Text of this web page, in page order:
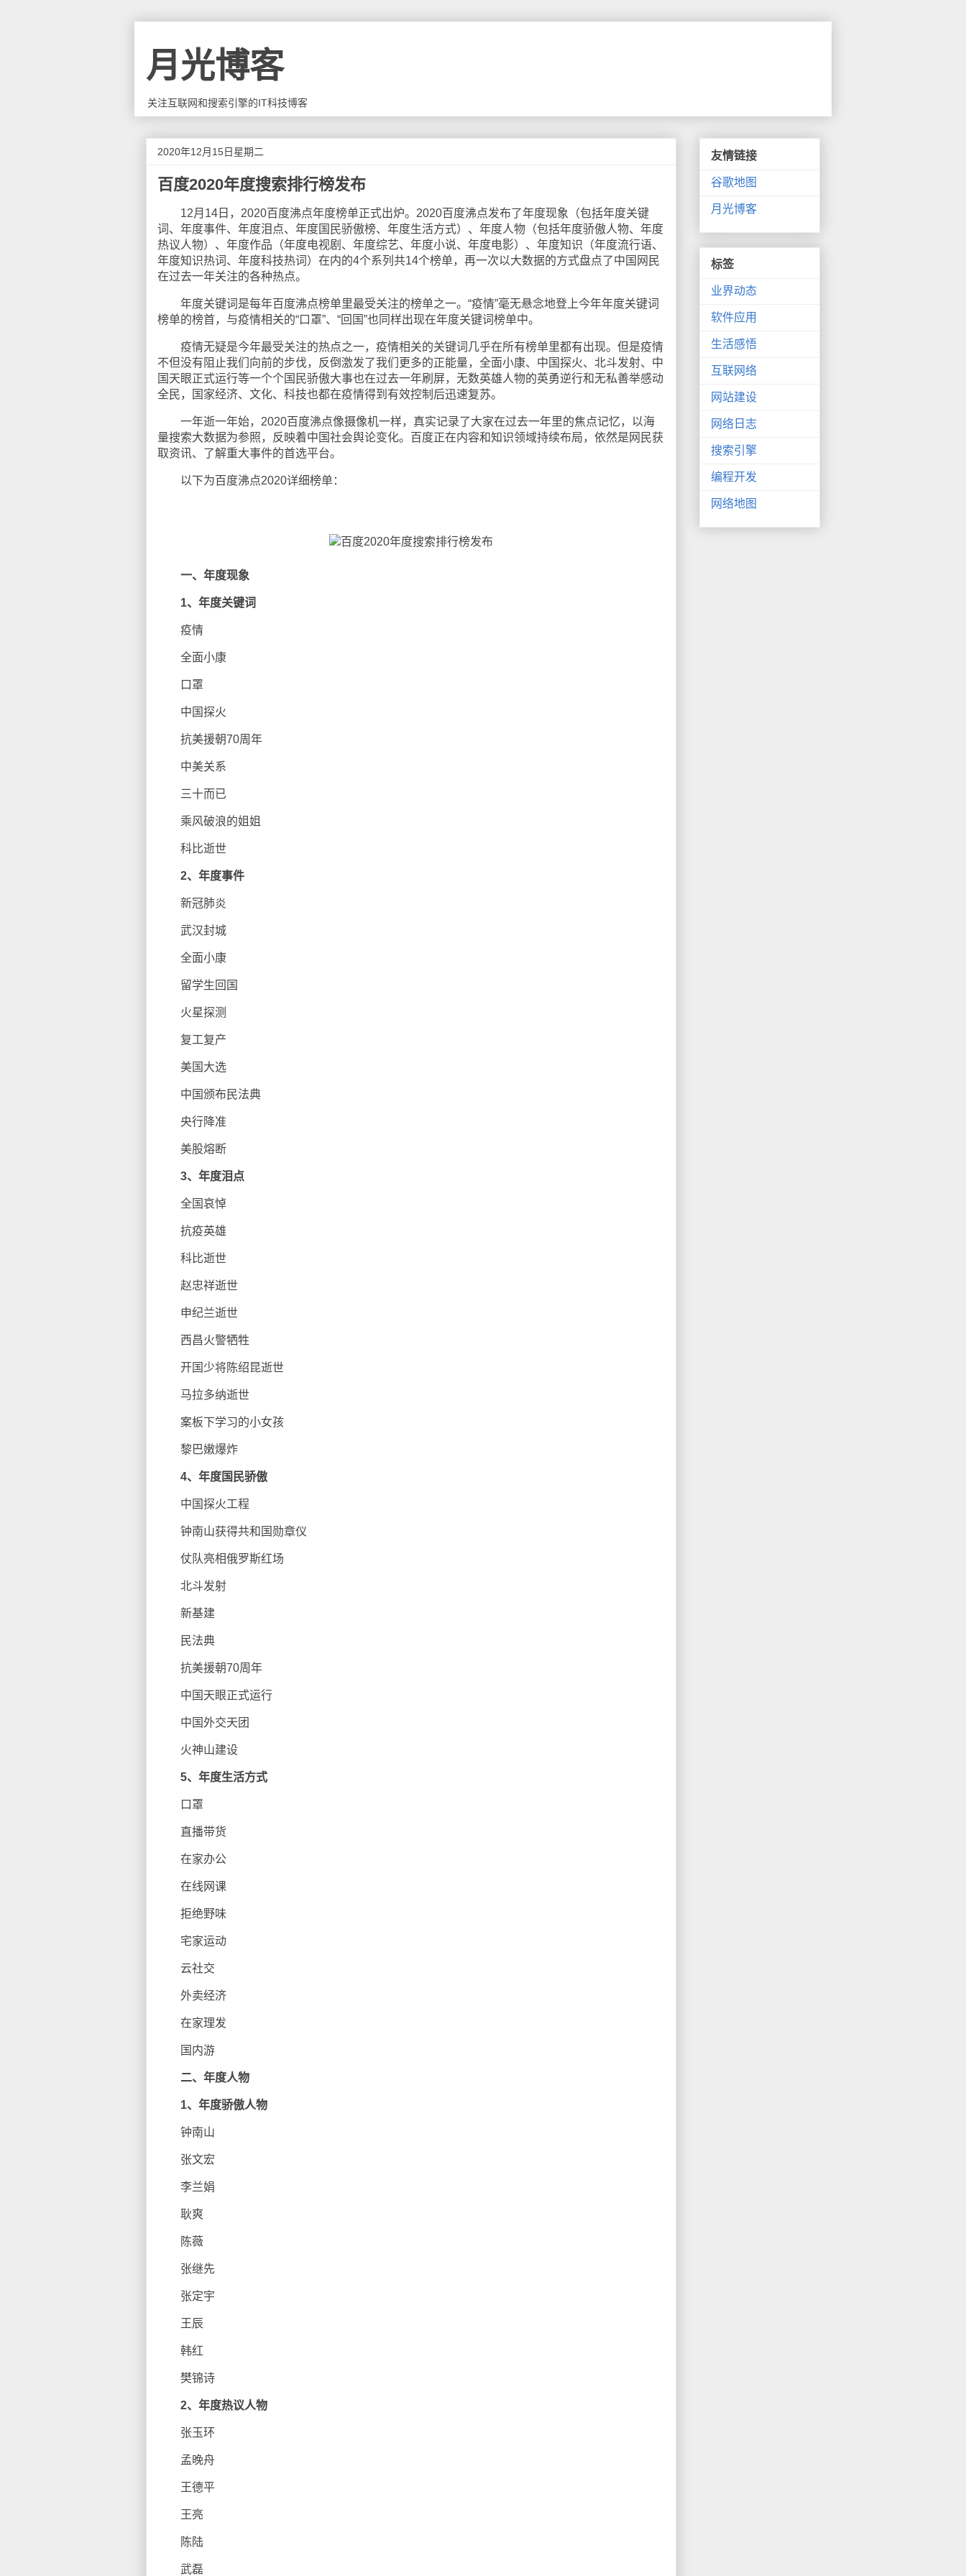
月光博客
关注互联网和搜索引擎的IT科技博客
2020年12月15日星期二
百度2020年度搜索排行榜发布
12月14日，2020百度沸点年度榜单正式出炉。2020百度沸点发布了年度现象（包括年度关键
词、年度事件、年度泪点、年度国民骄傲榜、年度生活方式）、年度人物（包括年度骄傲人物、年度
热议人物）、年度作品（年度电视剧、年度综艺、年度小说、年度电影）、年度知识（年度流行语、
年度知识热词、年度科技热词）在内的4个系列共14个榜单，再一次以大数据的方式盘点了中国网民
在过去一年关注的各种热点。
年度关键词是每年百度沸点榜单里最受关注的榜单之一。“疫情”毫无悬念地登上今年年度关键词
榜单的榜首，与疫情相关的“口罩”、“回国”也同样出现在年度关键词榜单中。
疫情无疑是今年最受关注的热点之一，疫情相关的关键词几乎在所有榜单里都有出现。但是疫情
不但没有阻止我们向前的步伐，反倒激发了我们更多的正能量，全面小康、中国探火、北斗发射、中
国天眼正式运行等一个个国民骄傲大事也在过去一年刷屏，无数英雄人物的英勇逆行和无私善举感动
全民，国家经济、文化、科技也都在疫情得到有效控制后迅速复苏。
一年逝一年始，2020百度沸点像摄像机一样，真实记录了大家在过去一年里的焦点记忆，以海
量搜索大数据为参照，反映着中国社会舆论变化。百度正在内容和知识领域持续布局，依然是网民获
取资讯、了解重大事件的首选平台。
以下为百度沸点2020详细榜单：
一、年度现象
1、年度关键词
疫情
全面小康
口罩
中国探火
抗美援朝70周年
中美关系
三十而已
乘风破浪的姐姐
科比逝世
2、年度事件
新冠肺炎
武汉封城
全面小康
留学生回国
火星探测
复工复产
美国大选
中国颁布民法典
央行降准
美股熔断
3、年度泪点
全国哀悼
抗疫英雄
科比逝世
赵忠祥逝世
申纪兰逝世
西昌火警牺牲
开国少将陈绍昆逝世
马拉多纳逝世
案板下学习的小女孩
黎巴嫩爆炸
4、年度国民骄傲
中国探火工程
钟南山获得共和国勋章仪
仗队亮相俄罗斯红场
北斗发射
新基建
民法典
抗美援朝70周年
中国天眼正式运行
中国外交天团
火神山建设
5、年度生活方式
口罩
直播带货
在家办公
在线网课
拒绝野味
宅家运动
云社交
外卖经济
在家理发
国内游
二、年度人物
1、年度骄傲人物
钟南山
张文宏
李兰娟
耿爽
陈薇
张继先
张定宇
王辰
韩红
樊锦诗
2、年度热议人物
张玉环
孟晚舟
王德平
王亮
陈陆
武磊
友情链接
谷歌地图
月光博客
标签
业界动态
软件应用
生活感悟
互联网络
网站建设
网络日志
搜索引擎
编程开发
网络地图